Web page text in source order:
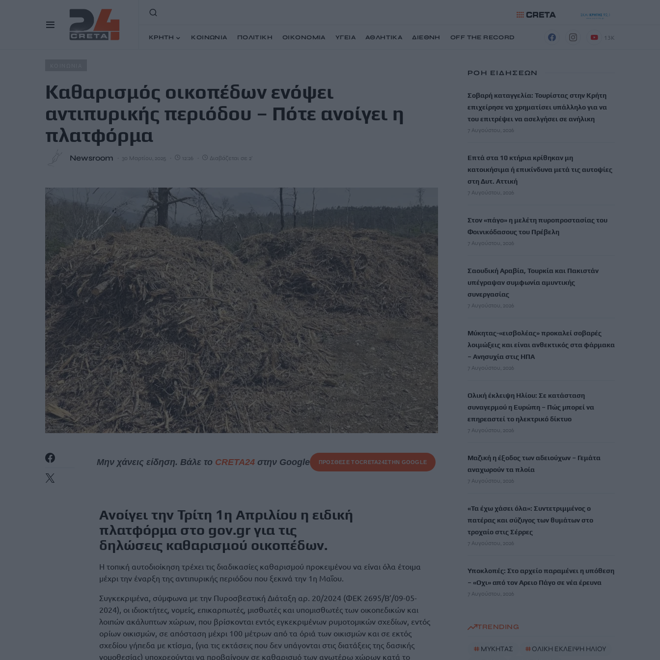
ΚΡΗΤΗ ΚΟΙΝΩΝΙΑ ΠΟΛΙΤΙΚΗ ΟΙΚΟΝΟΜΙΑ ΥΓΕΙΑ ΑΘΛΗΤΙΚΑ ΔΙΕΘΝΗ OFF THE RECORD 13K
Άρθρα Καθαρισμός οικοπέδων ενόψει αντιπυρικής περιόδου – Πότε ανοίγει η πλατφόρμα
Καθαρισμός οικοπέδων ενόψει
αντιπυρικής περιόδου – Πότε ανοίγει η
πλατφόρμα
Newsroom 30 Μαρτίου, 2025 12:26 Διαβάζεται σε 2'
Μην χάνεις είδηση. Βάλε το CRETA24στην Google ΠΡΟΣΘΕΣΕ ΤΟCRETA24ΣΤΗΝ GOOGLE
Ανοίγει την Τρίτη 1η Απριλίου η ειδική
πλατφόρμα στο gov.gr για τις
δηλώσεις καθαρισμού οικοπέδων.
Η τοπική αυτοδιοίκηση τρέχει τις διαδικασίες καθαρισμού προκειμένου να είναι όλα έτοιμα
μέχρι την έναρξη της αντιπυρικής περιόδου που ξεκινά την 1η Μαΐου.
Συγκεκριμένα, σύμφωνα με την Πυροσβεστική Διάταξη αρ. 20/2024 (ΦΕΚ 2695/Β’/09-05-
2024), οι ιδιοκτήτες, νομείς, επικαρπωτές, μισθωτές και υπομισθωτές των οικοπεδικών και
λοιπών ακάλυπτων χώρων, που βρίσκονται εντός εγκεκριμένων ρυμοτομικών σχεδίων, εντός
ορίων οικισμών, σε απόσταση μέχρι 100 μέτρων από τα όριά των οικισμών και σε εκτός
σχεδίου γήπεδα με κτίσμα, (για τις εκτάσεις που δεν υπάγονται στις διατάξεις της δασικής
νομοθεσίας) υποχρεούνται να προβαίνουν σε καθαρισμό των ανωτέρω χώρων κατά το
ΡΟΗ ΕΙΔΗΣΕΩΝ
Σοβαρή καταγγελία: Τουρίστας στην Κρήτη
επιχείρησε να χρηματίσει υπάλληλο για να
του επιτρέψει να ασελγήσει σε ανήλικη
7 Αυγούστου, 2026
Επτά στα 10 κτήρια κρίθηκαν μη
κατοικήσιμα ή επικίνδυνα μετά τις αυτοψίες
στη Δυτ. Αττική
7 Αυγούστου, 2026
Στον «πάγο» η μελέτη πυροπροστασίας του
Φοινικόδασους του Πρέβελη
7 Αυγούστου, 2026
Σαουδική Αραβία, Τουρκία και Πακιστάν
υπέγραψαν συμφωνία αμυντικής
συνεργασίας
7 Αυγούστου, 2026
Μύκητας-«εισβολέας» προκαλεί σοβαρές
λοιμώξεις και είναι ανθεκτικός στα φάρμακα
– Ανησυχία στις ΗΠΑ
7 Αυγούστου, 2026
Ολική έκλειψη Ηλίου: Σε κατάσταση
συναγερμού η Ευρώπη – Πώς μπορεί να
επηρεαστεί το ηλεκτρικό δίκτυο
7 Αυγούστου, 2026
Μαζική η έξοδος των αδειούχων – Γεμάτα
αναχωρούν τα πλοία
7 Αυγούστου, 2026
«Τα έχω χάσει όλα»: Συντετριμμένος ο
πατέρας και σύζυγος των θυμάτων στο
τροχαίο στις Σέρρες
7 Αυγούστου, 2026
Υποκλοπές: Στο αρχείο παραμένει η υπόθεση
– «Οχι» από τον Αρειο Πάγο σε νέα έρευνα
7 Αυγούστου, 2026
TRENDING
# ΜΥΚΗΤΑΣ #ΟΛΙΚΗ ΕΚΛΕΙΨΗ ΗΛΙΟΥ